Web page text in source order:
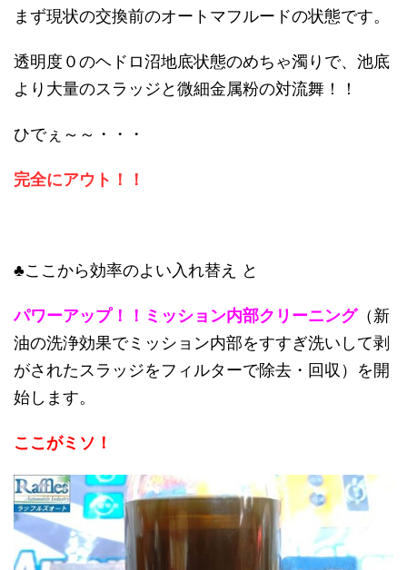
まず現状の交換前のオートマフルードの状態です。
透明度０のヘドロ沼地底状態のめちゃ濁りで、池底
より大量のスラッジと微細金属粉の対流舞！！
ひでぇ～～・・・
完全にアウト！！
♣ここから効率のよい入れ替え と
パワーアップ！！ミッション内部クリーニング（新
油の洗浄効果でミッション内部をすすぎ洗いして剥
がされたスラッジをフィルターで除去・回収）を開
始します。
ここがミソ！